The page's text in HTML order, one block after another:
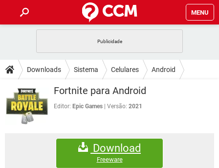
MENU
CELULAR FACEBOOK
OUTLOOK EXCEL
INSTAGRAM GMAIL
GUIA DE COMPRAS
DICAS
JOGOS WHATSAPP
CELULAR
OUTLOOK
DOWNLOADS
JOGOS WHATSAPP
CELULAR
EXCEL
GMAIL
FÓRUM
FACEBOOK
EXCEL
WHATSAPP
Downloads Sistema Celulares Android
Fortnite para Android
Editor: Epic Games Versão: 2021
Download
Freeware